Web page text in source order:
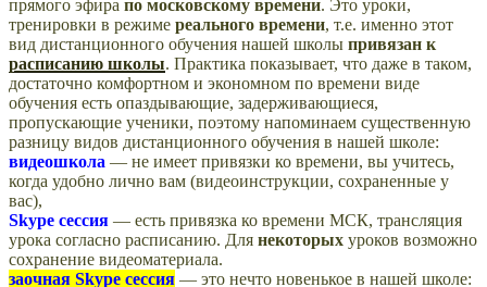
прямого эфира по московскому времени. Это уроки,
тренировки в режиме реального времени, т.е. именно этот
вид дистанционного обучения нашей школы привязан к
расписанию школы. Практика показывает, что даже в таком,
достаточно комфортном и экономном по времени виде
обучения есть опаздывающие, задерживающиеся,
пропускающие ученики, поэтому напоминаем существенную
разницу видов дистанционного обучения в нашей школе:
видеошкола — не имеет привязки ко времени, вы учитесь,
когда удобно лично вам (видеоинструкции, сохраненные у
вас),
Skype сессия — есть привязка ко времени МСК, трансляция
урока согласно расписанию. Для некоторых уроков возможно
сохранение видеоматериала.
заочная Skype сессия — это нечто новенькое в нашей школе: